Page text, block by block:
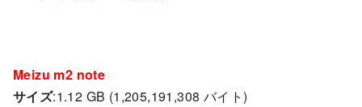
Meizu m2 note
サイズ:1.12 GB (1,205,191,308 バイト)